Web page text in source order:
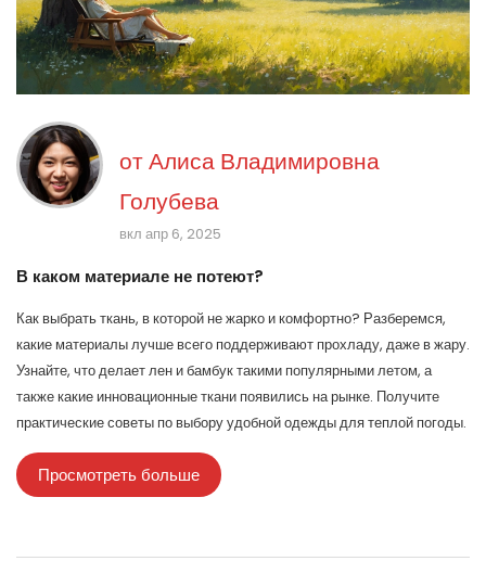
отАлиса Владимировна
Голубева
вкл апр 6, 2025
В каком материале не потеют?
Как выбрать ткань, в которой не жарко и комфортно? Разберемся,
какие материалы лучше всего поддерживают прохладу, даже в жару.
Узнайте, что делает лен и бамбук такими популярными летом, а
также какие инновационные ткани появились на рынке. Получите
практические советы по выбору удобной одежды для теплой погоды.
Просмотреть больше